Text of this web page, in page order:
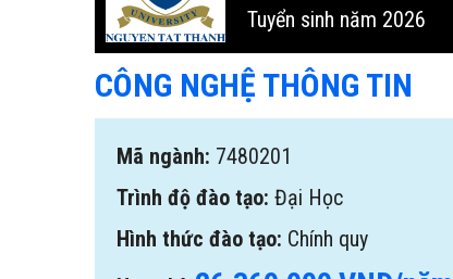
Tuyển sinh năm 2026
CÔNG NGHỆ THÔNG TIN
Mã ngành: 7480201
Trình độ đào tạo: Đại Học
Hình thức đào tạo: Chính quy